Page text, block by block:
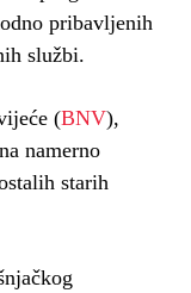
pribavlјenih
službi.
(BNV),
namerno
starih